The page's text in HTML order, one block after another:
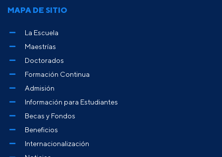
MAPA DE SITIO
La Escuela
Maestrías
Doctorados
Formación Continua
Admisión
Información para Estudiantes
Becas y Fondos
Beneficios
Internacionalización